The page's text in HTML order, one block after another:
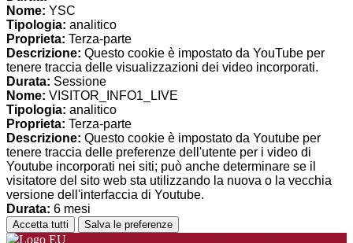
Nome: YSC
Tipologia: analitico
Proprieta: Terza-parte
Descrizione: Questo cookie è impostato da YouTube per
tenere traccia delle visualizzazioni dei video incorporati.
Durata: Sessione
Nome: VISITOR_INFO1_LIVE
Tipologia: analitico
Proprieta: Terza-parte
Descrizione: Questo cookie è impostato da Youtube per
tenere traccia delle preferenze dell'utente per i video di
Youtube incorporati nei siti; può anche determinare se il
visitatore del sito web sta utilizzando la nuova o la vecchia
versione dell'interfaccia di Youtube.
Durata: 6 mesi
Accetta tutti Salva le preferenze